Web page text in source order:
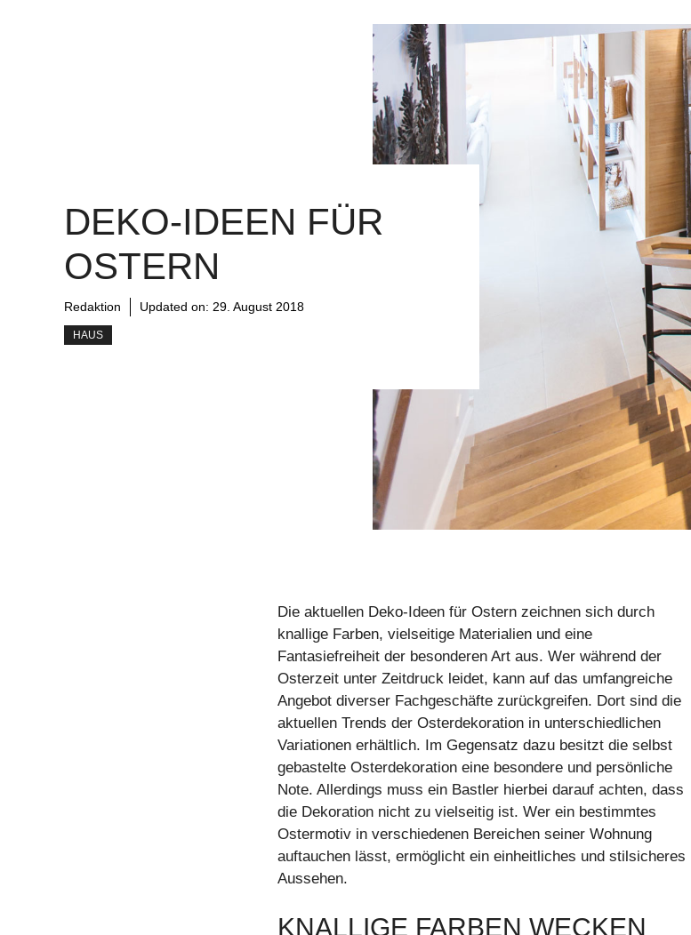
DEKO-IDEEN FÜR
OSTERN
Redaktion Updated on: 29. August 2018
HAUS
Die aktuellen Deko-Ideen für Ostern zeichnen sich durch
knallige Farben, vielseitige Materialien und eine
Fantasiefreiheit der besonderen Art aus. Wer während der
Osterzeit unter Zeitdruck leidet, kann auf das umfangreiche
Angebot diverser Fachgeschäfte zurückgreifen. Dort sind die
aktuellen Trends der Osterdekoration in unterschiedlichen
Variationen erhältlich. Im Gegensatz dazu besitzt die selbst
gebastelte Osterdekoration eine besondere und persönliche
Note. Allerdings muss ein Bastler hierbei darauf achten, dass
die Dekoration nicht zu vielseitig ist. Wer ein bestimmtes
Ostermotiv in verschiedenen Bereichen seiner Wohnung
auftauchen lässt, ermöglicht ein einheitliches und stilsicheres
Aussehen.
KNALLIGE FARBEN WECKEN